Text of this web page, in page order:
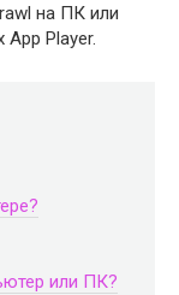
на ПК или
App Player.
или ПК?